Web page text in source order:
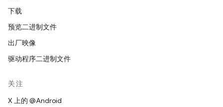
下载
预览二进制文件
出厂映像
驱动程序二进制文件
关注
X 上的 @Android